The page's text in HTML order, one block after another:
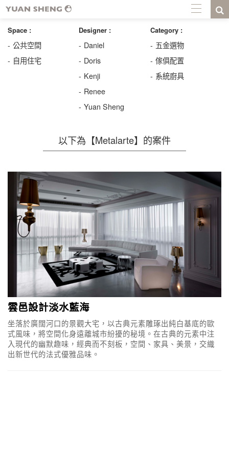
Space :
公共空間
自用住宅
Designer :
Daniel
Doris
Kenji
Renee
Yuan Sheng
Category :
五金選物
傢俱配置
系統廚具
以下為【Metalarte】的案件
雲邑設計淡水藍海
坐落於廣闊河口的景觀大宅，以古典元素雕琢出純白基底的歐
式風味，將空間化身遠離城市紛擾的秘境。在古典的元素中注
入現代的幽默趣味，經典而不刻板，空間、家具、美景，交織
出新世代的法式優雅品味。